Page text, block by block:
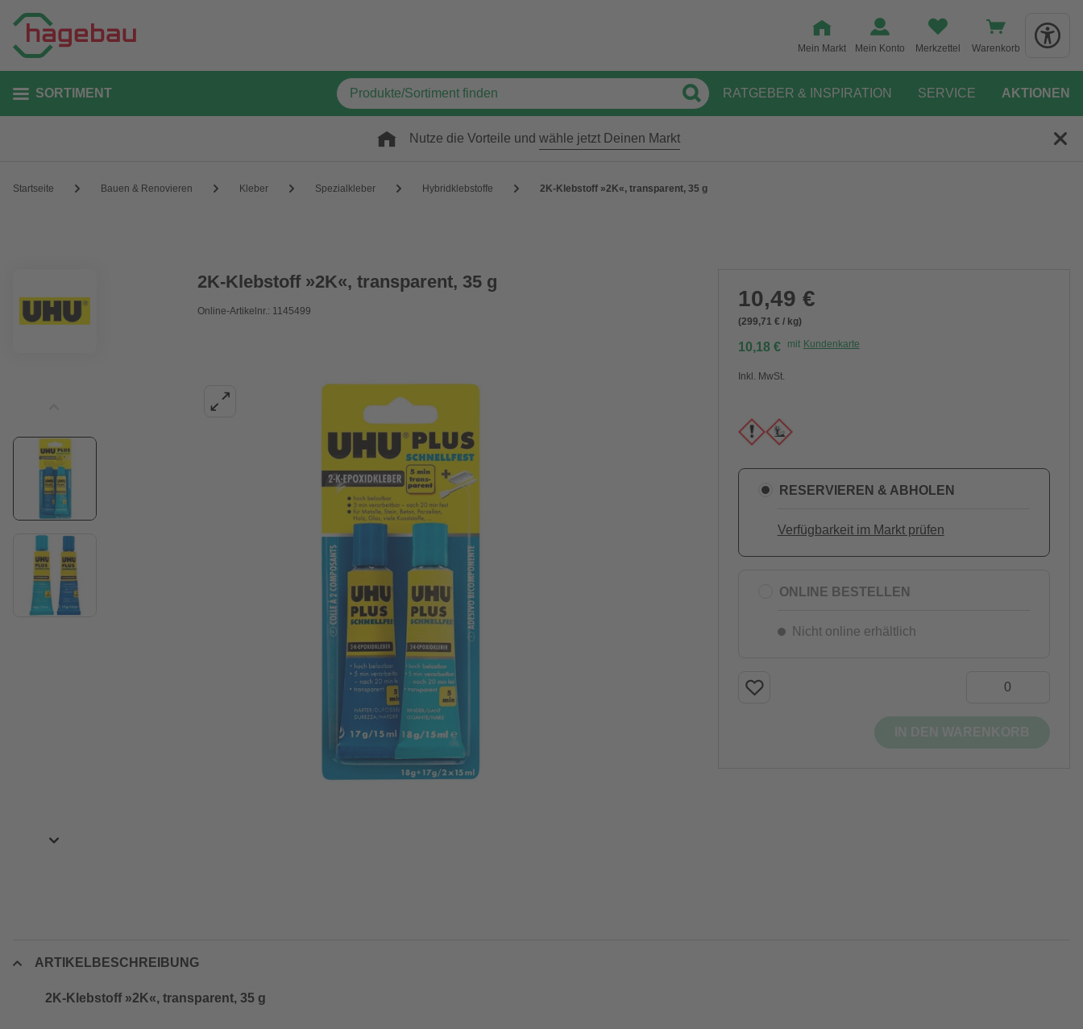
Mein Markt Mein Konto Merkzettel Warenkorb
SORTIMENT RATGEBER & INSPIRATION SERVICE AKTIONEN
Nutze die Vorteile und wähle jetzt Deinen Markt
Startseite Bauen & Renovieren Kleber Spezialkleber Hybridklebstoffe 2K-Klebstoff »2K«, transparent, 35 g
2K-Klebstoff »2K«, transparent, 35 g
Online-Artikelnr.: 1145499 10,49 €
(299,71 € / kg)
10,18 € mit Kundenkarte
Inkl. MwSt.
RESERVIEREN & ABHOLEN
Verfügbarkeit im Markt prüfen
ONLINE BESTELLEN
Nicht online erhältlich
ARTIKELBESCHREIBUNG
2K-Klebstoff »2K«, transparent, 35 g